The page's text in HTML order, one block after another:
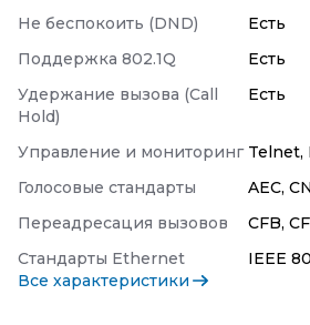
Не беспокоить (DND)
Есть
Поддержка 802.1Q
Есть
Удержание вызова (Call
Hold)
Есть
Управление и мониторинг Telnet,
Голосовые стандарты
AEC,
Переадресация вызовов
CFB,
Стандарты Ethernet
IEEE
Все характеристики